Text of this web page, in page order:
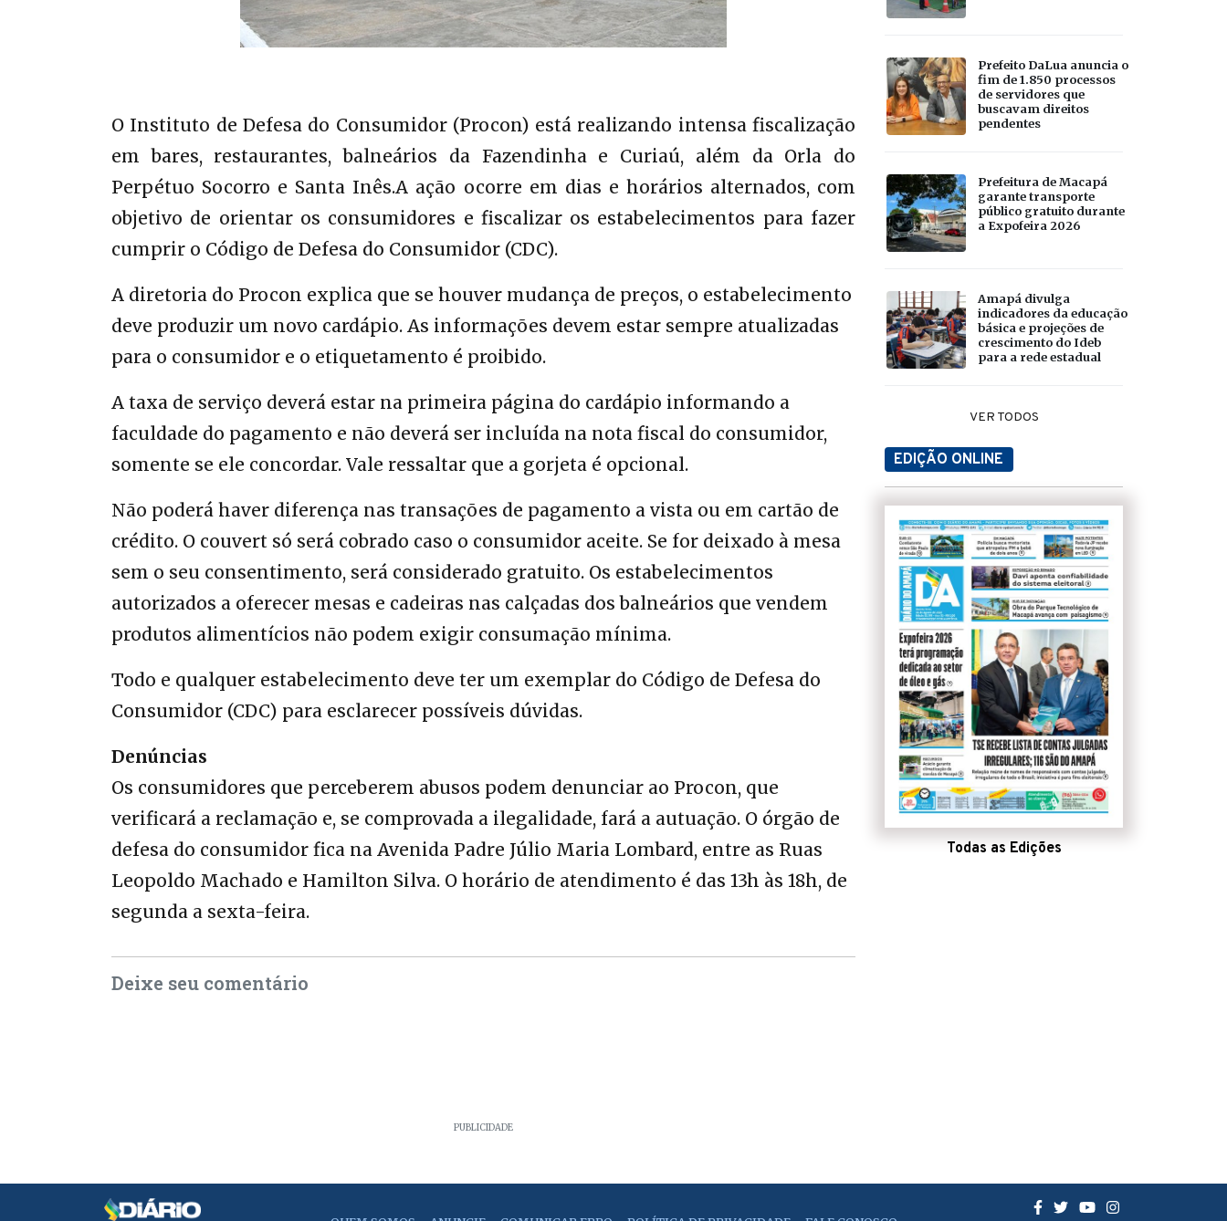
O Instituto de Defesa do Consumidor (Procon) está realizando intensa fiscalização
em bares, restaurantes, balneários da Fazendinha e Curiaú, além da Orla do
Perpétuo Socorro e Santa Inês.A ação ocorre em dias e horários alternados, com
objetivo de orientar os consumidores e fiscalizar os estabelecimentos para fazer
cumprir o Código de Defesa do Consumidor (CDC).
A diretoria do Procon explica que se houver mudança de preços, o estabelecimento
deve produzir um novo cardápio. As informações devem estar sempre atualizadas
para o consumidor e o etiquetamento é proibido.
A taxa de serviço deverá estar na primeira página do cardápio informando a
faculdade do pagamento e não deverá ser incluída na nota fiscal do consumidor,
somente se ele concordar. Vale ressaltar que a gorjeta é opcional.
Não poderá haver diferença nas transações de pagamento a vista ou em cartão de
crédito. O couvert só será cobrado caso o consumidor aceite. Se for deixado à mesa
sem o seu consentimento, será considerado gratuito. Os estabelecimentos
autorizados a oferecer mesas e cadeiras nas calçadas dos balneários que vendem
produtos alimentícios não podem exigir consumação mínima.
Todo e qualquer estabelecimento deve ter um exemplar do Código de Defesa do
Consumidor (CDC) para esclarecer possíveis dúvidas.
Denúncias
Os consumidores que perceberem abusos podem denunciar ao Procon, que
verificará a reclamação e, se comprovada a ilegalidade, fará a autuação. O órgão de
defesa do consumidor fica na Avenida Padre Júlio Maria Lombard, entre as Ruas
Leopoldo Machado e Hamilton Silva. O horário de atendimento é das 13h às 18h, de
segunda a sexta-feira.
Deixe seu comentário
PUBLICIDADE
Prefeito DaLua anuncia o
fim de 1.850 processos
de servidores que
buscavam direitos
pendentes
Prefeitura de Macapá
garante transporte
público gratuito durante
a Expofeira 2026
Amapá divulga
indicadores da educação
básica e projeções de
crescimento do Ideb
para a rede estadual
VER TODOS
EDIÇÃO ONLINE
Todas as Edições